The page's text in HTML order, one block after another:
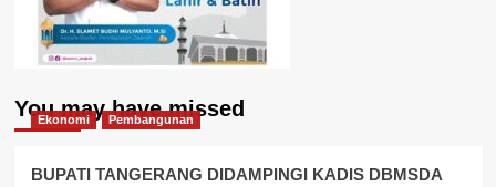
You may have missed
Ekonomi Pembangunan
BUPATI TANGERANG DIDAMPINGI KADIS DBMSDA